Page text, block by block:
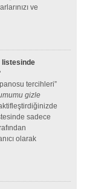
ve
listesinde
tercihleri”
gizle
sadece
olarak